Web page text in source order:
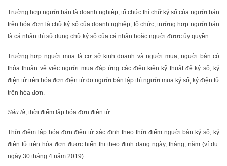
Trường hợp người bán là doanh nghiệp, tổ chức thì chữ ký số của người bán
trên hóa đơn là chữ ký số của doanh nghiệp, tổ chức; trường hợp người bán
là cá nhân thì sử dụng chữ ký số của cá nhân hoặc người được ủy quyền.
Trường hợp người mua là cơ sở kinh doanh và người mua, người bán có
thỏa thuận về việc người mua đáp ứng các điều kiện kỹ thuật để ký số, ký
điện tử trên hóa đơn điện tử do người bán lập thì người mua ký số, ký điện tử
trên hóa đơn.
Sáu là, thời điểm lập hóa đơn điện tử
Thời điểm lập hóa đơn điện tử xác định theo thời điểm người bán ký số, ký
điện tử trên hóa đơn được hiển thị theo định dạng ngày, tháng, năm (ví dụ:
ngày 30 tháng 4 năm 2019).